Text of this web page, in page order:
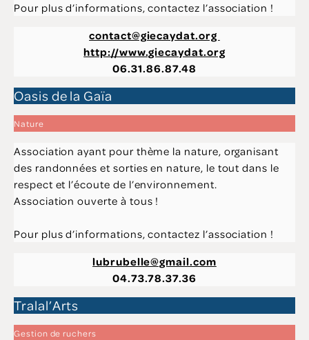
Pour plus d’informations, contactez l’association !
contact@giecaydat.org
http://www.giecaydat.org
06.31.86.87.48
Oasis de la Gaïa
Nature
Association ayant pour thème la nature, organisant
des randonnées et sorties en nature, le tout dans le
respect et l’écoute de l’environnement.
Association ouverte à tous !
Pour plus d’informations, contactez l’association !
lubrubelle@gmail.com
04.73.78.37.36
Tralal’Arts
Gestion de ruchers